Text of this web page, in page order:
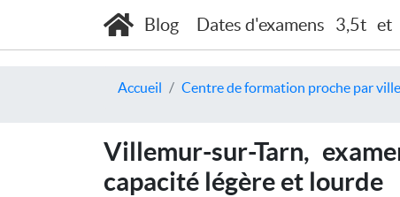
Blog Dates d'examens 3,5t et
Accueil Centre de formation proche par ville
Villemur-sur-Tarn,
capacité légère et lourde